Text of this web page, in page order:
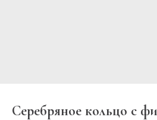
Серебряное кольцо с